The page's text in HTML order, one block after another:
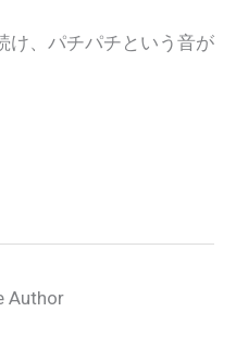
け、パチパチという音が
Author